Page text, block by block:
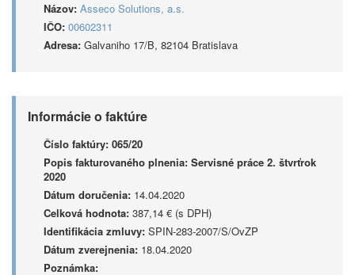
Názov: Asseco Solutions, a.s.
IČO: 00602311
Adresa: Galvaniho 17/B, 82104 Bratislava
Informácie o faktúre
Číslo faktúry: 065/20
Popis fakturovaného plnenia: Servisné práce 2. štvrťrok
2020
Dátum doručenia: 14.04.2020
Celková hodnota: 387,14 € (s DPH)
Identifikácia zmluvy: SPIN-283-2007/S/OvZP
Dátum zverejnenia: 18.04.2020
Poznámka: